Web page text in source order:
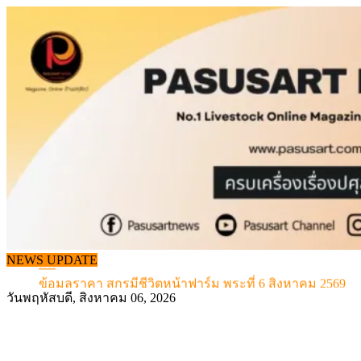
content
NEWS UPDATE
จากเครื่องดนตรีพื้นบ้านอีสาน สู่ “แคนมิลค์” แบรนด์นมโค
แท้
ข้อมูลราคา สุกรมีชีวิตหน้าฟาร์ม พระที่ 6 สิงหาคม 2569
เดินหน้าดัน “ราคากลางโคเนื้อ” แก้ปัญหาราคาโคเนื้อตก
วันพฤหัสบดี, สิงหาคม 06, 2026